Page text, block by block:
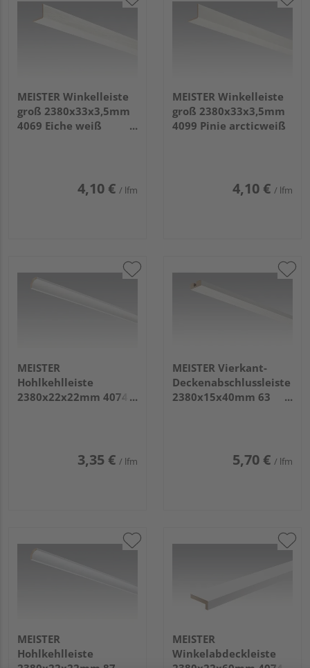
MEISTER Winkelleiste
groß 2380x33x3,5mm
4069 Eiche weiß
4,10 € / lfm
MEISTER Winkelleiste
groß 2380x33x3,5mm
4099 Pinie arcticweiß
4,10 € / lfm
MEISTER
Hohlkehlleiste
2380x22x22mm 4074
3,35 € / lfm
MEISTER Vierkant-
Deckenabschlussleiste
2380x15x40mm 63
5,70 € / lfm
MEISTER
Hohlkehlleiste
MEISTER
Winkelabdeckleiste